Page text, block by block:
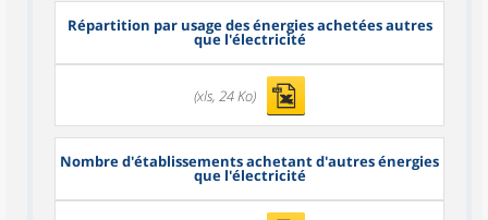
Répartition par usage des énergies achetées autres
que l'électricité
(xls, 24 Ko)
Nombre d'établissements achetant d'autres énergies
que l'électricité